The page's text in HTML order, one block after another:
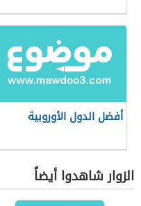
أفضل الدول الأوروبية
الزوار شاهدوا أيضاً